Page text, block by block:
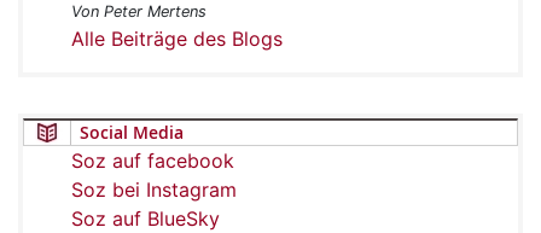
Von Peter Mertens
Alle Beiträge des Blogs
Social Media
Soz auf facebook
Soz bei Instagram
Soz auf BlueSky